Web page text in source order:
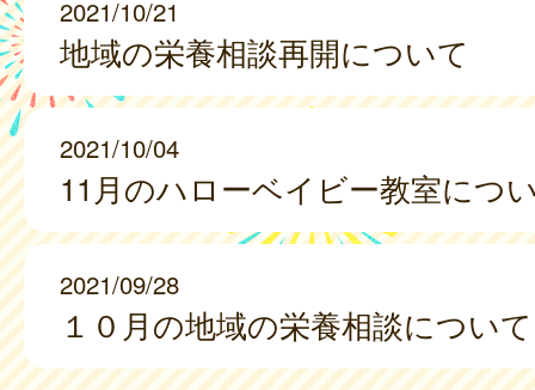
2021/10/21
地域の栄養相談再開について
2021/10/04
11月のハローベイビー教室につ
2021/09/28
１０月の地域の栄養相談について